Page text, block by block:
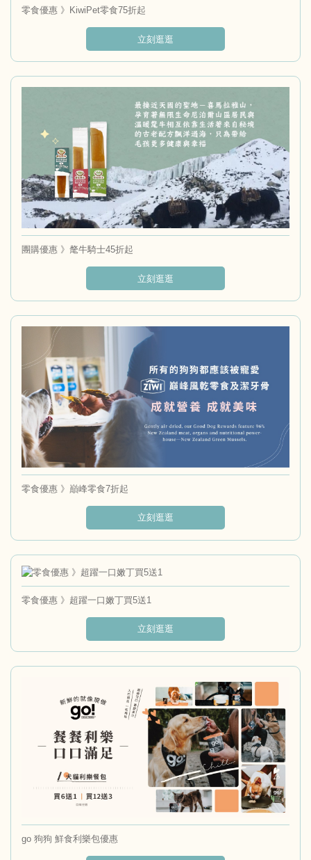
零食優惠 》KiwiPet零食75折起
立刻逛逛
團購優惠 》氂牛騎士45折起
立刻逛逛
零食優惠 》巔峰零食7折起
立刻逛逛
零食優惠 》超躍一口嫩丁買5送1
立刻逛逛
go 狗狗 鮮食利樂包優惠